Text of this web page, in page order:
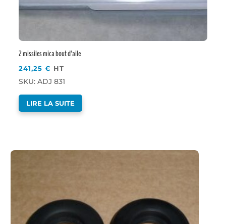
2 missiles mica bout d’aile
241,25€ HT
SKU: ADJ 831
LIRE LA SUITE